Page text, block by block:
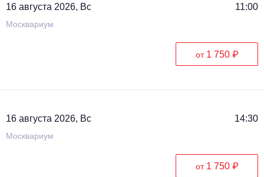
16 августа 2026, Вс 11:00
Москвариум
от 1 750 ₽
16 августа 2026, Вс 14:30
Москвариум
от 1 750 ₽